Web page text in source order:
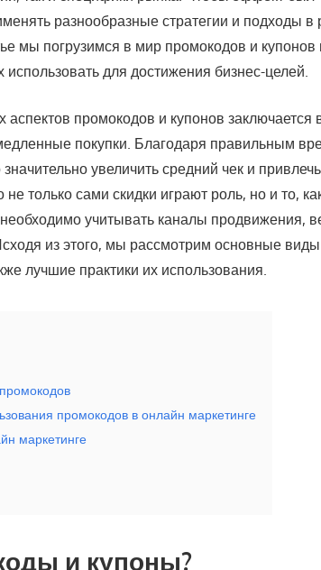
разнообразные стратегии и подходы в
мы погрузимся в мир промокодов и
для достижения бизнес-целей.
промокодов и купонов заключается
покупки. Благодаря правильным
увеличить средний чек и
только сами скидки играют роль, но и то,
учитывать каналы продвижения,
из этого, мы рассмотрим основные
лучшие практики их использования.
промокодов в онлайн маркетинге
маркетинге
и купоны?